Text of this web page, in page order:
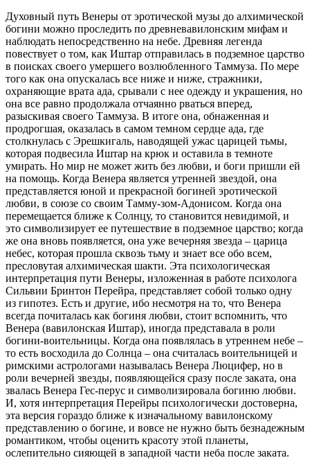
Духовный путь Венеры от эротической музы до алхимической
богини можно проследить по древневавилонским мифам и
наблюдать непосредственно на небе. Древняя легенда
повествует о том, как Иштар отправилась в подземное царство
в поисках своего умершего возлюбленного Таммуза. По мере
того как она опускалась все ниже и ниже, стражники,
охраняющие врата ада, срывали с нее одежду и украшения, но
она все равно продолжала отчаянно рваться вперед,
разыскивая своего Таммуза. В итоге она, обнаженная и
продрогшая, оказалась в самом темном сердце ада, где
столкнулась с Эрешкигаль, наводящей ужас царицей тьмы,
которая подвесила Иштар на крюк и оставила в темноте
умирать. Но мир не может жить без любви, и боги пришли ей
на помощь. Когда Венера является утренней звездой, она
представляется юной и прекрасной богиней эротической
любви, в союзе со своим Тамму-зом-Адонисом. Когда она
перемещается ближе к Солнцу, то становится невидимой, и
это символизирует ее путешествие в подземное царство; когда
же она вновь появляется, она уже вечерняя звезда – царица
небес, которая прошла сквозь тьму и знает все обо всем,
пресловутая алхимическая шакти. Эта психологическая
интерпретация пути Венеры, изложенная в работе психолога
Сильвии Бринтон Перейра, представляет собой только одну
из гипотез. Есть и другие, ибо несмотря на то, что Венера
всегда почиталась как богиня любви, стоит вспомнить, что
Венера (вавилонская Иштар), иногда представала в роли
богини-воительницы. Когда она появлялась в утреннем небе –
то есть восходила до Солнца – она считалась воительницей и
римскими астрологами называлась Венера Люцифер, но в
роли вечерней звезды, появляющейся сразу после заката, она
звалась Венера Гес-перус и символизировала богиню любви.
И, хотя интерпретация Перейры психологически достоверна,
эта версия гораздо ближе к изначальному вавилонскому
представлению о богине, и вовсе не нужно быть безнадежным
романтиком, чтобы оценить красоту этой планеты,
ослепительно сияющей в западной части неба после заката.